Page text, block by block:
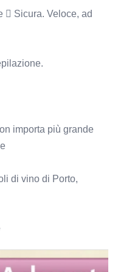
 Sicura. Veloce, ad
importa più grande
di vino di Porto,